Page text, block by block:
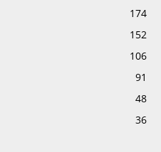
174
152
106
91
48
36